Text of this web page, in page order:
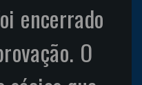
encerrado
O